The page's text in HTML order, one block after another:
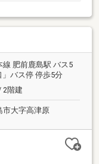
線 肥前鹿島駅 バス5
バス停 停歩5分
2階建
市大字高津原